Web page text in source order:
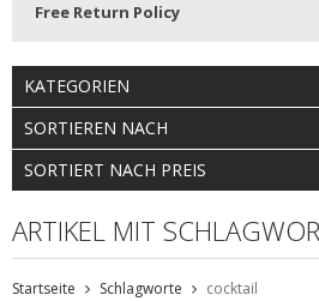
Free Return Policy
KATEGORIEN
SORTIEREN NACH
SORTIERT NACH PREIS
ARTIKEL MIT
Startseite Schlagworte cocktail